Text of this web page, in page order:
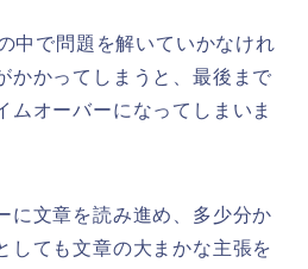
中で問題を解いていかなけれ
かかってしまうと、最後まで
ムオーバーになってしまいま
に文章を読み進め、多少分か
しても文章の大まかな主張を